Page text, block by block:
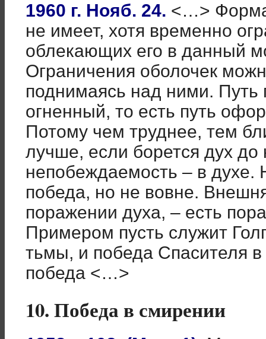
1960 г. Нояб. 24. <…> Форма
не имеет, хотя временно
облекающих его в данный
Ограничения оболочек
поднимаясь над ними. Путь
огненный, то есть путь
Потому чем труднее, тем
лучше, если борется дух до
непобеждаемость – в духе.
победа, но не вовне.
поражении духа, – есть
Примером пусть служит
тьмы, и победа Спасителя
победа <…>
10. Победа в смирении